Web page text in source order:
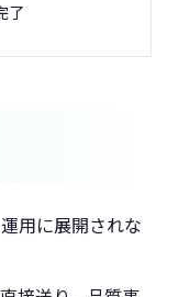
了
用に展開されな